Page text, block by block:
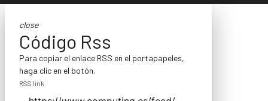
close
Código Rss
Para copiar el enlace RSS en el portapapeles,
haga clic en el botón.
RSS link